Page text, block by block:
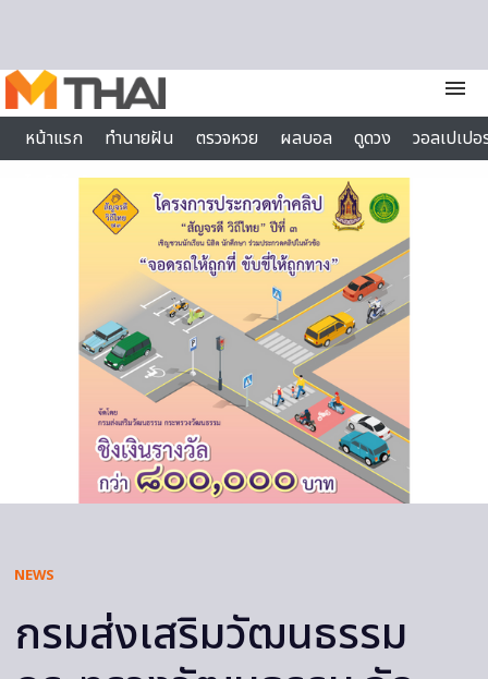
menu
หน้าแรก
ทำนายฝัน ตรวจหวย ผลบอล ดูดวง
วอลเปเป
ไลฟ์สไตล์
NEWS
กรมส่งเสริมวัฒนธรรม